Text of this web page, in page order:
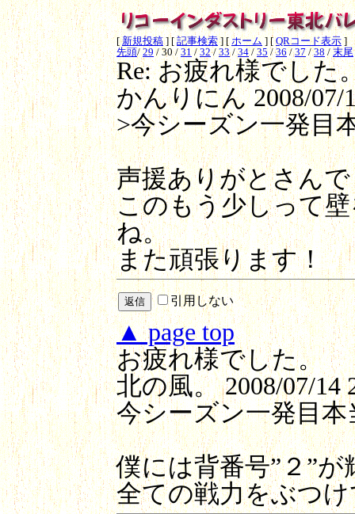
[新規投稿] [記事検索] [ホーム] [QRコード表示]
先頭/29/30/31/32/33/34/35/36/37/38/末尾
Re: お疲れ様でした
かんりにん2008/07/
>今シーズン一発目
声援ありがとさん
このもう少しって
ね。
また頑張ります！
引用しない
▲ page top
お疲れ様でした。
北の風。2008/07/14
今シーズン一発目
僕には背番号”２”
全ての戦力をぶつ